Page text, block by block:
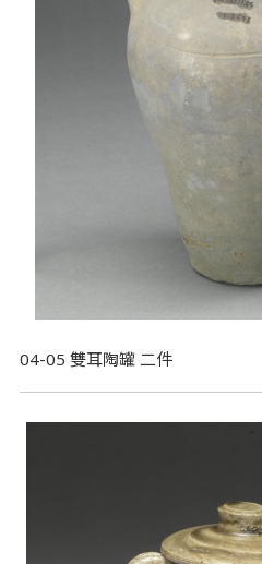
04-05 雙耳陶罐 二件